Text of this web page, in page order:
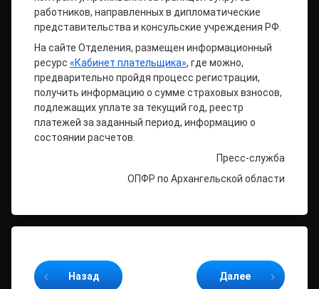
работников, направленных в дипломатические
представительства и консульские учреждения РФ.
На сайте Отделения, размещен информационный
ресурс «Кабинет плательщика», где можно,
предварительно пройдя процесс регистрации,
получить информацию о сумме страховых взносов,
подлежащих уплате за текущий год, реестр
платежей за заданный период, информацию о
состоянии расчетов.
Пресс-служба
ОПФР по Архангельской области
Назад Далее